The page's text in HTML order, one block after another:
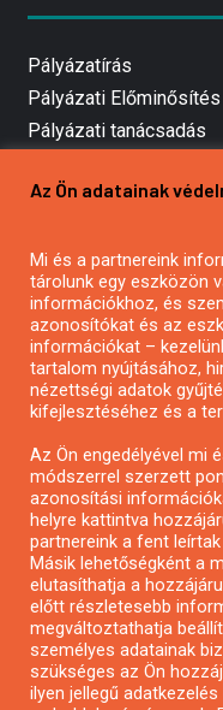
Pályázatírás
Pályázati Előminősítés
Pályázati tanácsadás
Mezőgazdasági
Pályázatírás civil
Pályázatírás
Pályázatfigyelés
Specifikus
Pályázatok
Pályázatok civil
Pályázatok
Önkormányzati
Mezőgazdasági
Falusi turizmus
Az Ön adatainak
Mi és a partnereink
tárolunk egy eszközön
információkhoz, és
azonosítókat és az
információkat –
tartalom nyújtásához,
nézettségi adatok
kifejlesztéséhez és a
Az Ön engedélyével mi
módszerrel szerzett
azonosítási
helyre kattintva
partnereink a fent
Másik lehetőségként a
elutasíthatja a
előtt részletesebb
megváltoztathatja
személyes adatainak
szükséges az Ön
ilyen jellegű